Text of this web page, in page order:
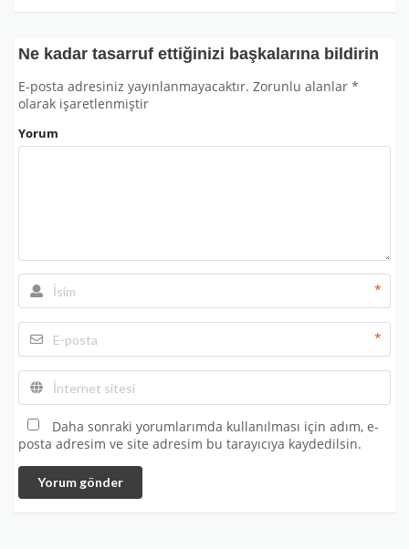
Ne kadar tasarruf ettiğinizi başkalarına bildirin
E-posta adresiniz yayınlanmayacaktır. Zorunlu alanlar *
olarak işaretlenmiştir
Yorum
*
*
Daha sonraki yorumlarımda kullanılması için adım, e-
posta adresim ve site adresim bu tarayıcıya kaydedilsin.
Yorum gönder